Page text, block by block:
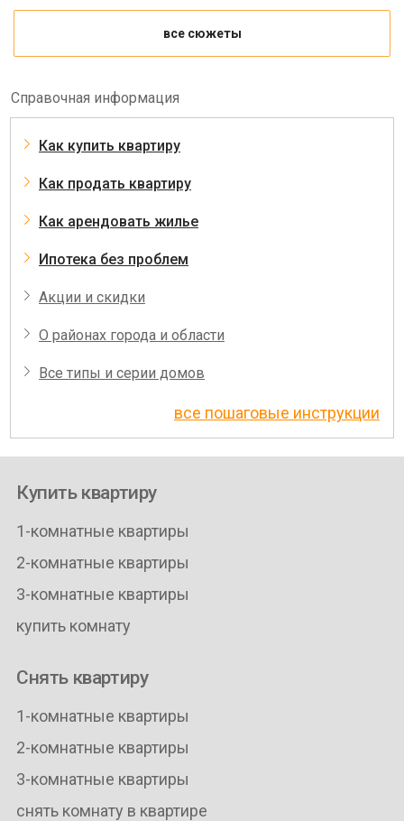
все сюжеты
Справочная информация
Как купить квартиру
Как продать квартиру
Как арендовать жилье
Ипотека без проблем
Акции и скидки
О районах города и области
Все типы и серии домов
все пошаговые инструкции
Купить квартиру
1-комнатные квартиры
2-комнатные квартиры
3-комнатные квартиры
купить комнату
Снять квартиру
1-комнатные квартиры
2-комнатные квартиры
3-комнатные квартиры
снять комнату в квартире